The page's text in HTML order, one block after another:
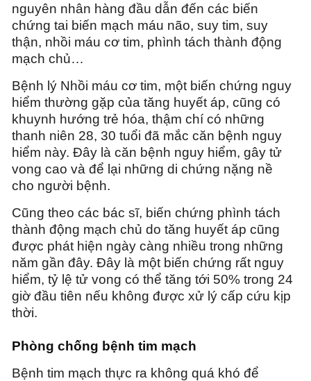
nguyên nhân hàng đầu dẫn đến các biến
chứng tai biến mạch máu não, suy tim, suy
thận, nhồi máu cơ tim, phình tách thành động
mạch chủ…
Bệnh lý Nhồi máu cơ tim, một biến chứng nguy
hiểm thường gặp của tăng huyết áp, cũng có
khuynh hướng trẻ hóa, thậm chí có những
thanh niên 28, 30 tuổi đã mắc căn bệnh nguy
hiểm này. Đây là căn bệnh nguy hiểm, gây tử
vong cao và để lại những di chứng nặng nề
cho người bệnh.
Cũng theo các bác sĩ, biến chứng phình tách
thành động mạch chủ do tăng huyết áp cũng
được phát hiện ngày càng nhiều trong những
năm gần đây. Đây là một biến chứng rất nguy
hiểm, tỷ lệ tử vong có thể tăng tới 50% trong 24
giờ đầu tiên nếu không được xử lý cấp cứu kịp
thời.
Phòng chống bệnh tim mạch
Bệnh tim mạch thực ra không quá khó để